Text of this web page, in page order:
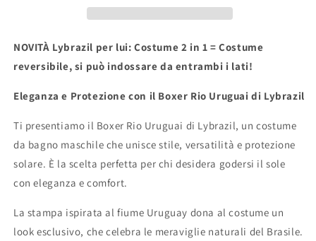
NOVITÀ Lybrazil per lui:Costume 2 in 1 =Costume
reversibile, si può indossareda entrambi i lati!
Eleganzae Protezionecon il Boxer Rio Uruguaidi Lybrazil
Ti presentiamo il Boxer Rio Uruguai di Lybrazil, uncostume
da bagno maschile che uniscestile, versatilità e protezione
solare. È la scelta perfetta per chidesidera godersi ilsole
coneleganza ecomfort.
La stampa ispirataalfiume Uruguay dona alcostume un
look esclusivo, checelebra le meraviglie naturali del Brasile.